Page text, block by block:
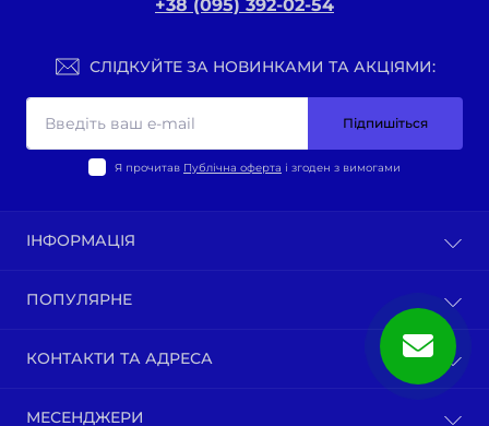
+38 (095) 392-02-54
СЛІДКУЙТЕ ЗА НОВИНКАМИ ТА АКЦІЯМИ:
Підпишіться
Я прочитав Публічна оферта і згоден з вимогами
ІНФОРМАЦІЯ
Політика конфіденційності
Про нас
Карта сайту
ПОПУЛЯРНЕ
Запчастини мотоциклів китай
Бензопили / тримера (мотокоси) та запчастини
КОНТАКТИ ТА АДРЕСА
МЕСЕНДЖЕРИ